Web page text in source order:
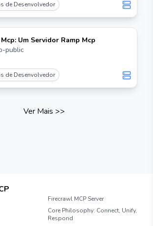
de Desenvolvedor
Um Servidor Ramp Mcp
public
de Desenvolvedor
Ver Mais >>
Firecrawl MCP Server
Core Philosophy: Connect, Unify,
Respond